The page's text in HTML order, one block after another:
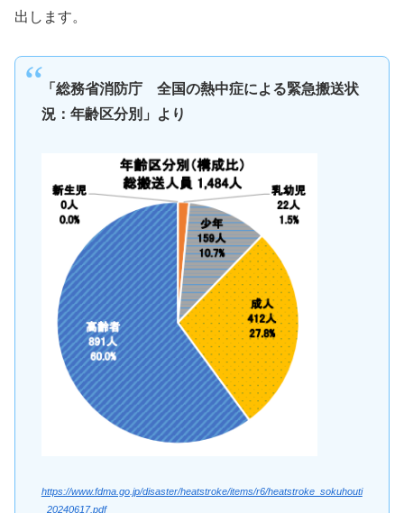
出します。
「総務省消防庁 全国の熱中症による緊急搬送状
況：年齢区分別」より
https://www.fdma.go.jp/disaster/heatstroke/items/r6/heatstroke_sokuhouti
_20240617.pdf